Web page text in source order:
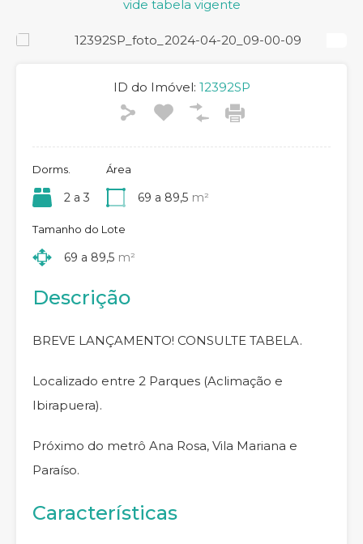
ID do Imóvel: 12392SP
Dorms.
2 a 3
Área
69 a 89,5 m²
Tamanho do Lote
69 a 89,5 m²
Descrição
BREVE LANÇAMENTO! CONSULTE TABELA.
Localizado entre 2 Parques (Aclimação e
Ibirapuera).
Próximo do metrô Ana Rosa, Vila Mariana e
Paraíso.
Características